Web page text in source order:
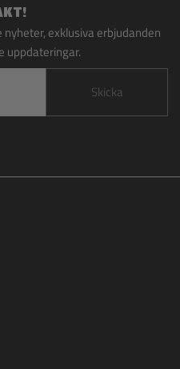
exklusiva erbjudanden
uppdateringar.
Skicka